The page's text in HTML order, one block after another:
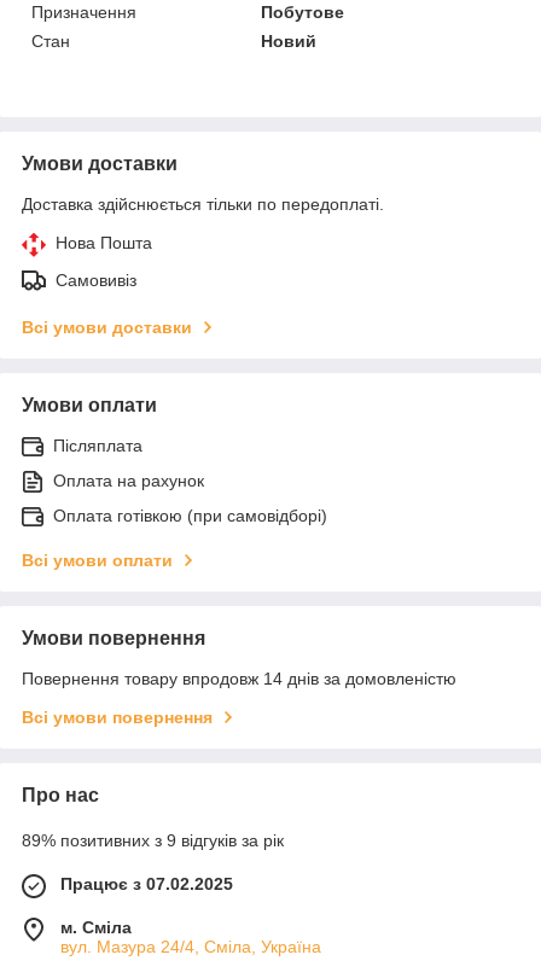
Призначення
Побутове
Стан
Новий
Умови доставки
Доставка здійснюється тільки по передоплаті.
Нова Пошта
Самовивіз
Всі умови доставки
Умови оплати
Післяплата
Оплата на рахунок
Оплата готівкою (при самовідборі)
Всі умови оплати
Умови повернення
Повернення товару впродовж 14 днів за домовленістю
Всі умови повернення
Про нас
89% позитивних з 9 відгуків за рік
Працює з 07.02.2025
м. Сміла
вул. Мазура 24/4, Сміла, Україна